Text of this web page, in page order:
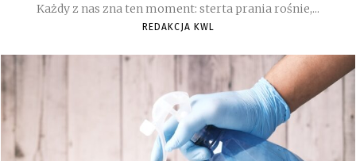
Każdy z nas zna ten moment: sterta prania rośnie,...
REDAKCJA KWL